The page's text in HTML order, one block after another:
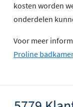
kosten worden
onderdelen
Voor meer
Proline